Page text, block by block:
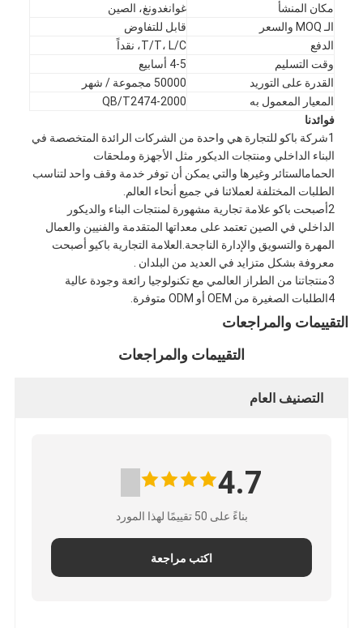
المنزل
المنتجات
مكان المنشأ
غوانغدونغ، الصين
الـ MOQ والسعر
قابل للتفاوض
الدفع
T/T، L/C، نقداً
وقت التسليم
4-5 أسابيع
القدرة على التوريد
50000 مجموعة / شهر
المعيار المعمول به
QB/T2474-2000
فوائدنا
1شركة باكو للتجارة هي واحدة من الشركات الرائدة المتخصصة في
البناء الداخلي ومنتجات الديكور مثل الأجهزة وملحقات
الحمامالستائر وغيرها والتي يمكن أن توفر خدمة وقف واحد لتناسب
الطلبات المختلفة لعملائنا في جميع أنحاء العالم.
2أصبحت باكو علامة تجارية مشهورة لمنتجات البناء والديكور
الداخلي في الصين تعتمد على معداتها المتقدمة والفنيين والعمال
المهرة والتسويق والإدارة الناجحة.العلامة التجارية باكيو أصبحت
معروفة بشكل متزايد في العديد من البلدان .
3منتجاتنا من الطراز العالمي مع تكنولوجيا رائعة وجودة عالية
4الطلبات الصغيرة من OEM أو ODM متوفرة.
التقييمات والمراجعات
التقييمات والمراجعات
التصنيف العام
4.7
بناءً على 50 تقييمًا لهذا المورد
اكتب مراجعة